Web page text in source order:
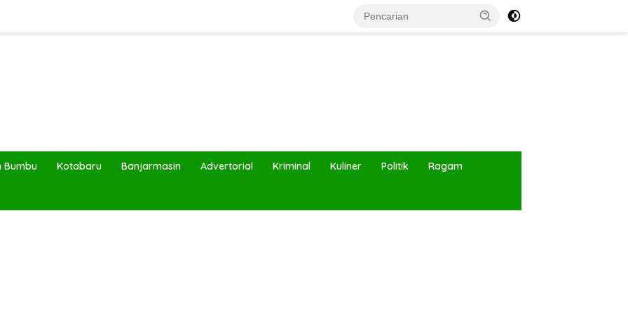
Bumbu Kotabaru Banjarmasin Advertorial Kriminal Kuliner Politik Ragam